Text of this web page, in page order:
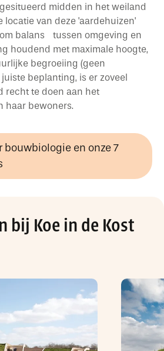
midden in het weiland
locatie van deze 'aardehuizen'
balans tussen omgeving en
houdend met maximale hoogte,
begroeiing (geen
beplanting, is er zoveel
recht te doen aan het
haar bewoners.
bouwbiologie en onze 7
bij Koe in de Kost